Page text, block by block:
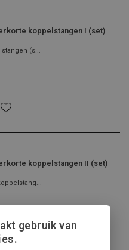
koppelstangen I (set)
(s...
koppelstangen II (set)
gebruik van